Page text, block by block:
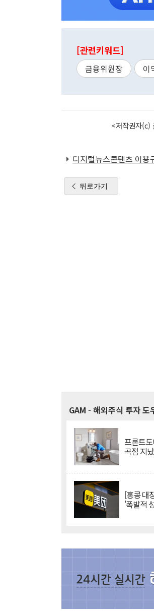
[관련키워드]
금융위원장 이
<저작권자(c)
디지털뉴스콘텐츠 이용
뒤로가기
GAM - 해외주식 투자 도
프론트
곡점 지
[홍콩 대
'폭발적